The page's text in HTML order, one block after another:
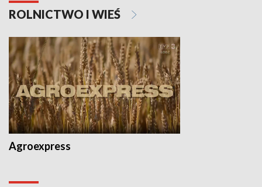
ROLNICTWO I WIEŚ
Agroexpress